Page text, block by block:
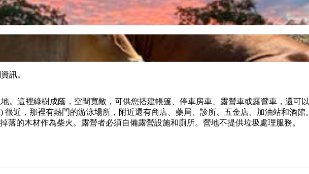
訊。
。這裡綠樹成蔭，空間寬敞，可供您搭建帳篷、停車房車、露營車或露營車，還可
很近，那裡有熱門的游泳場所，附近還有商店、藥局、診所、五金店、加油站和酒
的木材作為柴火。露營者必須自備露營設施和廁所。營地不提供垃圾處理服務。